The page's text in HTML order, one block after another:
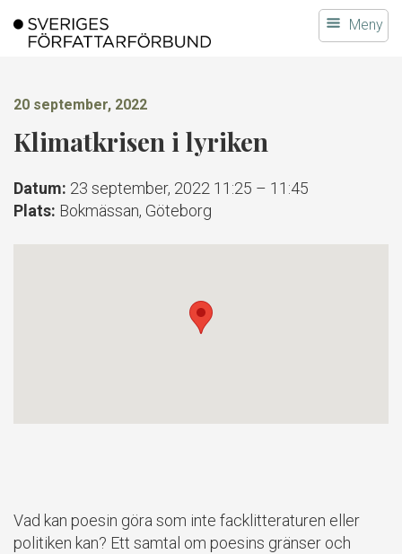
till
Meny
20 september, 2022
Klimatkrisen i lyriken
Datum: 23 september, 2022 11:25 – 11:45
Plats: Bokmässan, Göteborg
Vad kan poesin göra som inte facklitteraturen eller
politiken kan? Ett samtal om poesins gränser och